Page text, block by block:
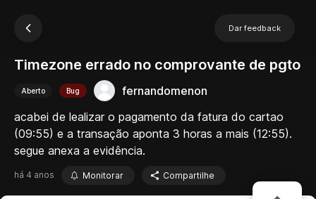
Dar feedback
Timezone errado no comprovante de pgto
Aberto Bug
fernandomenon
acabei de lealizar o pagamento da fatura do cartao
(09:55) e a transação aponta 3 horas a mais (12:55).
segue anexa a evidência.
há 4 anos Monitorar Compartilhe